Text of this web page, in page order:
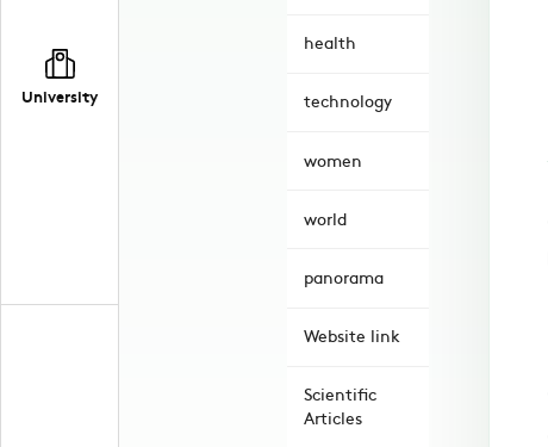
University
health
technology
women
world
panorama
Website link
Scientific
Articles